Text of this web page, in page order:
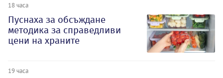
18 часа
Пуснаха за обсъждане
методика за справедливи
цени на храните
19 часа